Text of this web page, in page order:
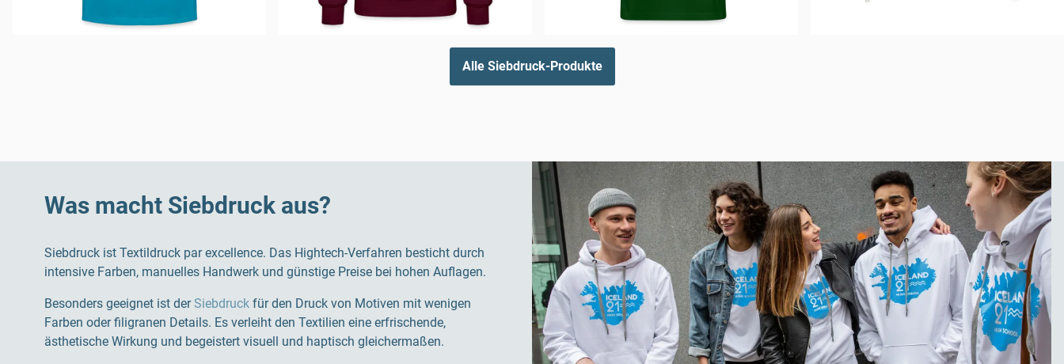
Alle Siebdruck-Produkte
Was macht Siebdruck aus?
Siebdruck ist Textildruck par excellence. Das Hightech-Verfahren besticht durch
intensive Farben, manuelles Handwerk und günstige Preise bei hohen Auflagen.
Besonders geeignet ist derSiebdruck für den Druck von Motiven mit wenigen
Farben oder filigranen Details. Es verleiht den Textilien eine erfrischende,
ästhetische Wirkung und begeistert visuell und haptisch gleichermaßen.